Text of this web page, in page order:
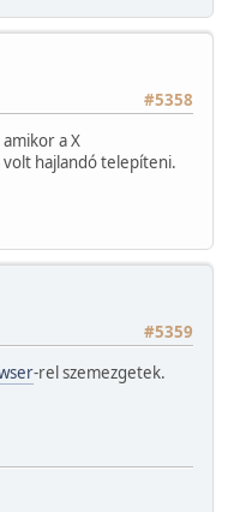
#5358
a X
hajlandó telepíteni.
#5359
-rel szemezgetek.